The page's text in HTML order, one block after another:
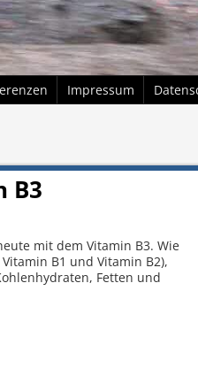
Impressum
B3
mit dem Vitamin B3. Wie
B1 und Vitamin B2),
Fetten und